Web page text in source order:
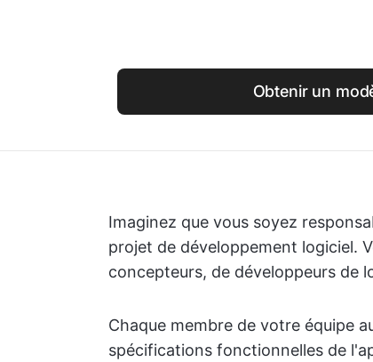
Obtenir un
Imaginez que vous soyez
projet de développement logiciel.
concepteurs, de développeurs de
Chaque membre de votre équipe
spécifications fonctionnelles de